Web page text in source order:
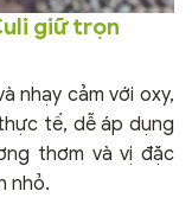
giữ trọn
nhạy cảm với oxy,
tế, dễ áp dụng
thơm và vị đặc
nhỏ.